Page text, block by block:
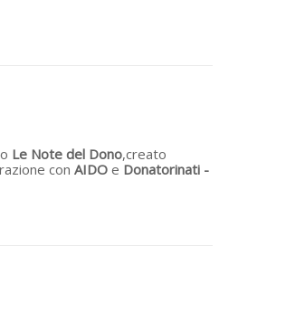
Le Note del Dono,creato
con AIDO e Donatorinati -